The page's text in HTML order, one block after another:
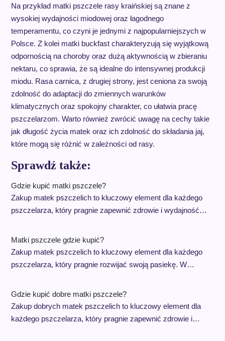
Na przykład matki pszczele rasy kraińskiej są znane z
wysokiej wydajności miodowej oraz łagodnego
temperamentu, co czyni je jednymi z najpopularniejszych w
Polsce. Z kolei matki buckfast charakteryzują się wyjątkową
odpornością na choroby oraz dużą aktywnością w zbieraniu
nektaru, co sprawia, że są idealne do intensywnej produkcji
miodu. Rasa carnica, z drugiej strony, jest ceniona za swoją
zdolność do adaptacji do zmiennych warunków
klimatycznych oraz spokojny charakter, co ułatwia pracę
pszczelarzom. Warto również zwrócić uwagę na cechy takie
jak długość życia matek oraz ich zdolność do składania jaj,
które mogą się różnić w zależności od rasy.
Sprawdź także:
Gdzie kupić matki pszczele?
Zakup matek pszczelich to kluczowy element dla każdego
pszczelarza, który pragnie zapewnić zdrowie i wydajność…
Matki pszczele gdzie kupić?
Zakup matek pszczelich to kluczowy element dla każdego
pszczelarza, który pragnie rozwijać swoją pasiekę. W…
Gdzie kupić dobre matki pszczele?
Zakup dobrych matek pszczelich to kluczowy element dla
każdego pszczelarza, który pragnie zapewnić zdrowie i…